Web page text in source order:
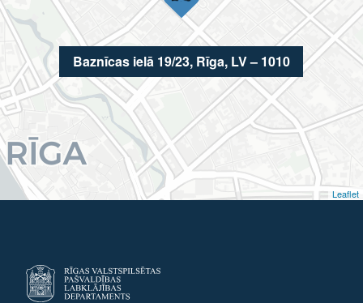
Baznīcas ielā 19/23, Rīga, LV – 1010
Leaflet